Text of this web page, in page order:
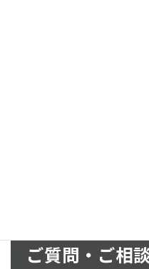
ご質問・ご相